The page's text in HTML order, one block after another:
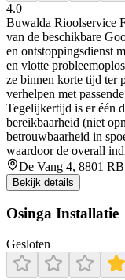
4.0
Buwalda Rioolservice
van de beschikbare
en ontstoppingsdienst
en vlotte
ze binnen korte tijd ter
verhelpen met
Tegelijkertijd is er één
bereikbaarheid (niet
betrouwbaarheid in
waardoor de overall
De Vang 4, 8801
Bekijk details
Osinga Installatie
Gesloten